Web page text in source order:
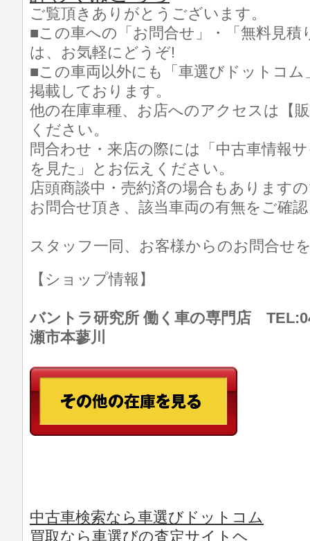
ご覧頂きありがとうございます。
■この車への「お問合せ」・「無料見積
は、お気軽にどうぞ!
■この車両以外にも「車選びドットコ
掲載しております。
他の在庫車種、お店へのアクセスは【
ください。
問合わせ・来店の際には「中古車情報
を見た」とお伝えください。
店頭商談中・売約済の場合もあります
お問合せ頂き、該当車両の有無をご確
スタッフ一同、お客様からのお問合せ
【ショップ情報】
バントラ研究所 働く車の専門店
瀬市本蓼川
中古車検索なら車選びドットコム
買取なら車選びの査定サイトヘ